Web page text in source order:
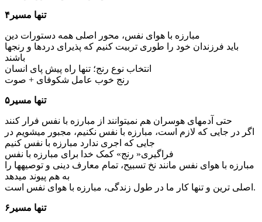
تنها مسیر۴
مبارزه با هوای نفس، محور اصلی همه دستورات دین
باید فرزندان خود را طوری تربیت کنیم که پذیرای درد­ها و رنج­ها
باشند
انتخاب نوع رنج؛ تنها راه پیش پای انسان
رنج خوب عامل شکوفای + صوت
تنها مسیر۵
حتی آدم­های هوسران هم نمی­توانند از مبارزه با نفس فرار کنند
اگر در جایی که لازم است، مبارزه با نفس نکنیم، مجبور می­شویم در
جایی که اجری ندارد مبارزه با نفس کنیم
فراگیری« رنج» کمک خدا برای مبارزه با نفس
مبارزه با هوای نفس مانند نخ تسبیح، تمام معارف دینی و توصیه­ها را
به هم پیوند می­دهد
اصلی ترین و تنها کار ما در طول زندگی، مبارزه با هوای نفس است.
تنها مسیر۶